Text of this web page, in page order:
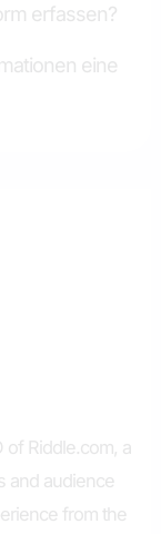
erfassen?
eine
of Riddle.com, a
and audience
from the